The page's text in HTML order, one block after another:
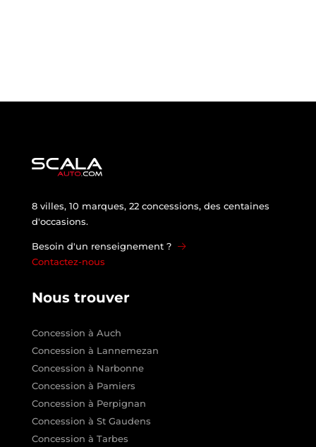
8 villes, 10 marques, 22 concessions, des centaines
d'occasions.
Besoin d'un renseignement ?
Contactez-nous
Nous trouver
Concession à Auch
Concession à Lannemezan
Concession à Narbonne
Concession à Pamiers
Concession à Perpignan
Concession à St Gaudens
Concession à Tarbes